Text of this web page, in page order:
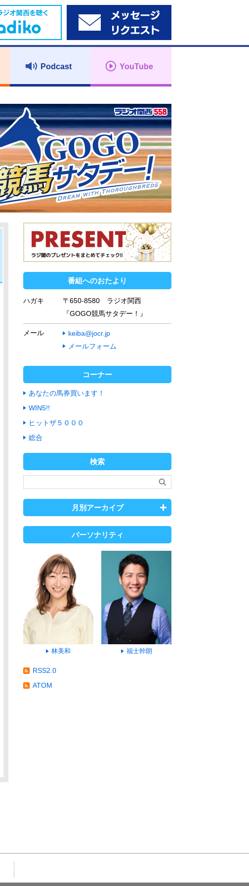
Podcast YouTube
番組へのおたより
ハガキ
〒650-8580 ラジオ関西
『GOGO競馬サタデー！』
メール
keiba@jocr.jp
メールフォーム
コーナー
あなたの馬券買います！
WIN5!!
ヒットザ５０００
総合
検索
月別アーカイブ
パーソナリティ
林美和 福士幹朗
RSS2.0
ATOM